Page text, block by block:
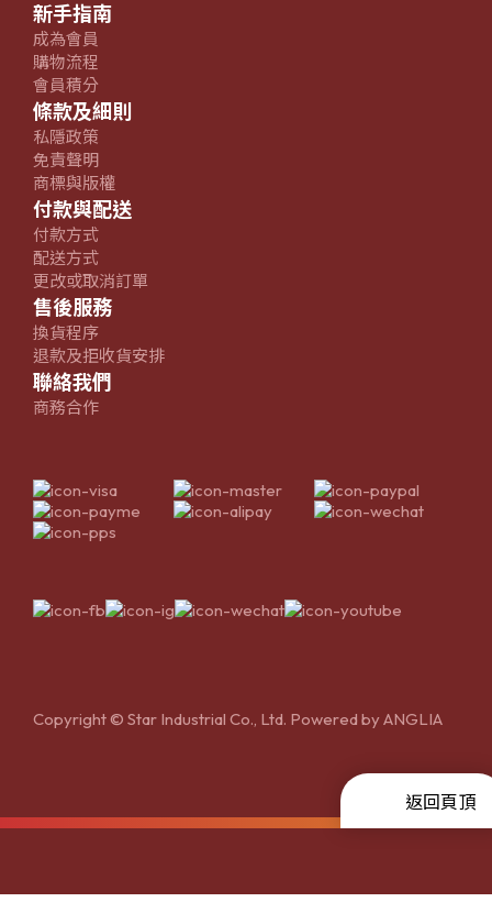
新手指南
成為會員
購物流程
會員積分
條款及細則
私隱政策
免責聲明
商標與版權
付款與配送
付款方式
配送方式
更改或取消訂單
售後服務
換貨程序
退款及拒收貨安排
聯絡我們
商務合作
Copyright © Star Industrial Co., Ltd. Powered byANGLIA
返回頁頂